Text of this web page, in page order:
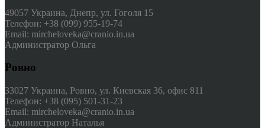
49057 Украина, Днепр, ул. Гоголя 15
Телефон: +38 (099) 955-19-74
Email: mircheloveka@cranio.in.ua
Администратор Ольга
Ровно
33027 Украина, Ровно, ул. Киевская 36, офис 811
Телефон: +38 (095) 501-31-23
Email: mircheloveka@cranio.in.ua
Администратор Наталья